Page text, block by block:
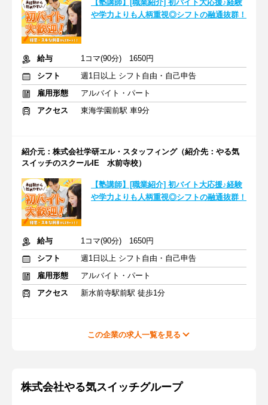
【塾講師】[職業紹介] 初バイト大応援♪経験
や学力よりも人柄重視◎シフトの融通抜群！
給与
1コマ(90分) 1650円
シフト
週1日以上 シフト自由・自己申告
雇用形態
アルバイト・パート
アクセス
東海学園前駅 車9分
紹介元：株式会社学研エル・スタッフィング（紹介先：やる気
スイッチのスクールIE 水前寺校）
【塾講師】[職業紹介] 初バイト大応援♪経験
や学力よりも人柄重視◎シフトの融通抜群！
給与
1コマ(90分) 1650円
シフト
週1日以上 シフト自由・自己申告
雇用形態
アルバイト・パート
アクセス
新水前寺駅前駅 徒歩1分
この企業の求人一覧を見る
株式会社やる気スイッチグループ